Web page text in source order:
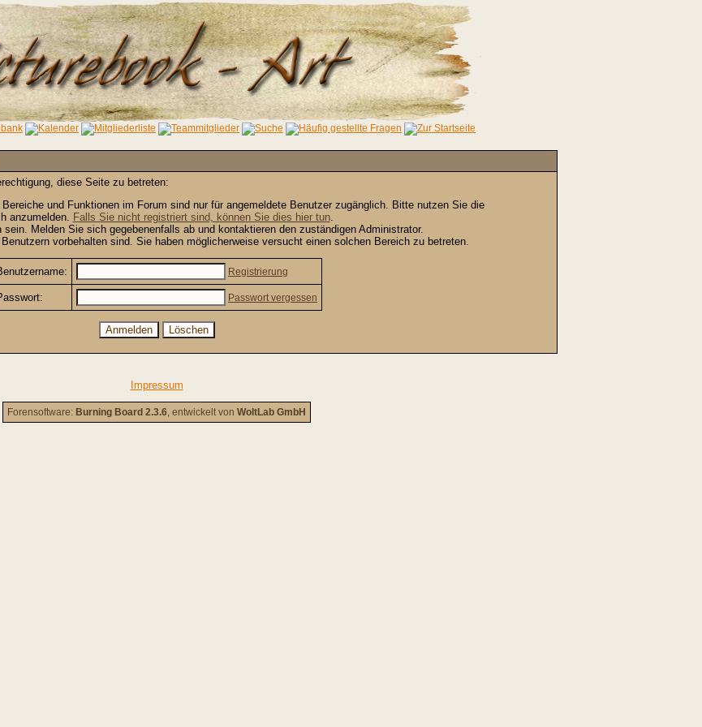
diese Seite zu betreten:
und Funktionen im Forum sind nur für angemeldete Benutzer zugänglich. Bitte nutzen Sie die
anzumelden. Falls Sie nicht registriert sind, können Sie dies hier tun.
sein. Melden Sie sich gegebenenfalls ab und kontaktieren den zuständigen Administrator.
vorbehalten sind. Sie haben möglicherweise versucht einen solchen Bereich zu betreten.
Registrierung
Passwort vergessen
Impressum
Forensoftware: Burning Board 2.3.6, entwickelt von WoltLab GmbH